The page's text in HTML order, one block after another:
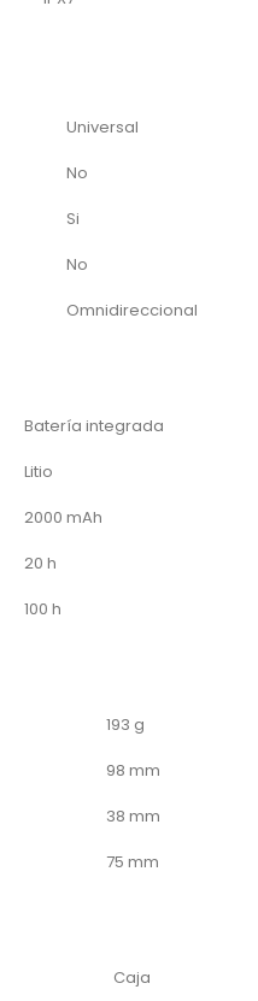
Universal
No
Si
No
Omnidireccional
Batería integrada
Litio
2000 mAh
20 h
100 h
193 g
98 mm
38 mm
75 mm
Caja